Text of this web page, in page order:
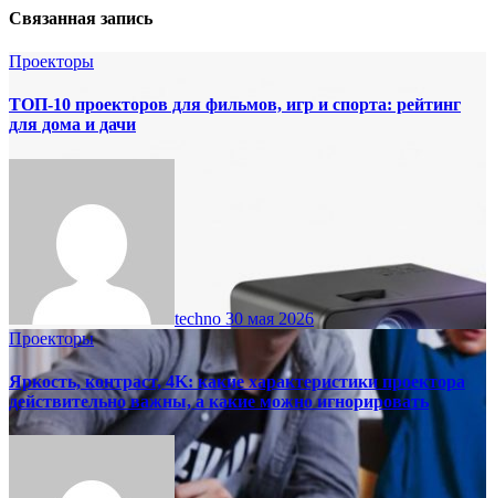
Связанная запись
Проекторы
ТОП‑10 проекторов для фильмов, игр и спорта: рейтинг
для дома и дачи
techno 30 мая 2026
Проекторы
Яркость, контраст, 4K: какие характеристики проектора
действительно важны, а какие можно игнорировать